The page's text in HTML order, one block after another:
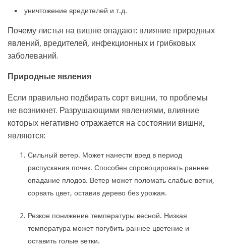
уничтожение вредителей и т.д.
Почему листья на вишне опадают: влияние природных
явлений, вредителей, инфекционных и грибковых
заболеваний.
Природные явления
Если правильно подбирать сорт вишни, то проблемы
не возникнет. Разрушающими явлениями, влияние
которых негативно отражается на состоянии вишни,
являются:
Сильный ветер. Может нанести вред в период
распускания почек. Способен спровоцировать раннее
опадание плодов. Ветер может поломать слабые ветки,
сорвать цвет, оставив дерево без урожая.
Резкое понижение температуры весной. Низкая
температура может погубить раннее цветение и
оставить голые ветки.